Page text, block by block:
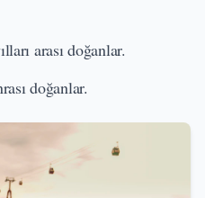
arası doğanlar.
doğanlar.